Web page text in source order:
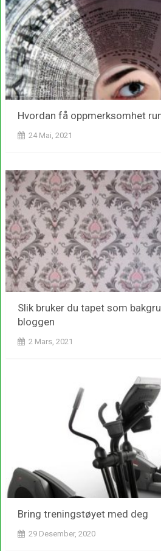
Hvordan få oppmerksomhet
24 Mai, 2021
Slik bruker du tapet som
bloggen
2 Mars, 2021
Bring treningstøyet med deg
29 Desember, 2020